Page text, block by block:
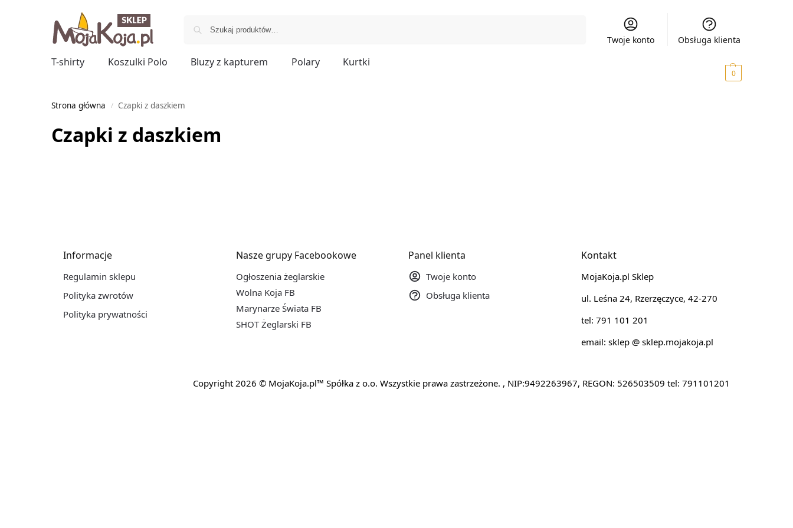
Twoje konto Obsługa klienta
T-shirty Koszulki Polo Bluzy z kapturem Polary
Kurtki
0
Strona główna / Czapki z daszkiem
Czapki z daszkiem
Informacje
Regulamin sklepu
Polityka zwrotów
Polityka prywatności
Nasze grupy Facebookowe
Ogłoszenia żeglarskie
Wolna Koja FB
Marynarze Świata FB
SHOT Żeglarski FB
Panel klienta
Twoje konto
Obsługa klienta
Kontakt
MojaKoja.pl Sklep
ul. Leśna 24, Rzerzęczyce, 42-270
tel: 791 101 201
email: sklep @ sklep.mojakoja.pl
Copyright 2026 © MojaKoja.pl™ Spółka z o.o. Wszystkie prawa zastrzeżone. , NIP:9492263967, REGON: 526503509 tel: 791101201